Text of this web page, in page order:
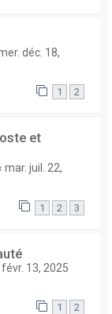
déc. 18,
1 2
et
mar. juil. 22,
1 2 3
13, 2025
1 2